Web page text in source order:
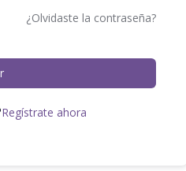
¿Olvidaste la contraseña?
Regístrate ahora